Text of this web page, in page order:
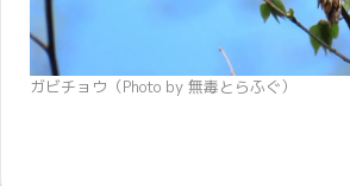
ガビチョウ（Photo by 無毒とらふぐ）